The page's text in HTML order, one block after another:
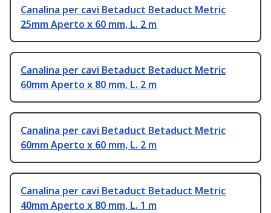
Canalina per cavi Betaduct Betaduct Metric
25mm Aperto x 60 mm, L. 2 m
Canalina per cavi Betaduct Betaduct Metric
60mm Aperto x 80 mm, L. 2 m
Canalina per cavi Betaduct Betaduct Metric
60mm Aperto x 60 mm, L. 2 m
Canalina per cavi Betaduct Betaduct Metric
40mm Aperto x 80 mm, L. 1 m